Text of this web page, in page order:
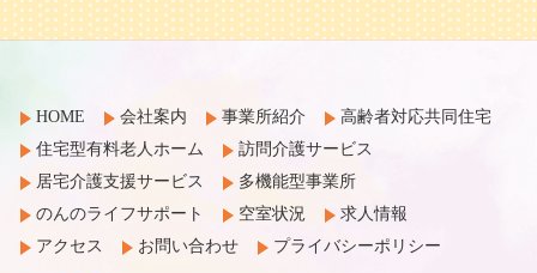
HOME 会社案内 事業所紹介
高齢者対応共同住宅
住宅型有料老人ホーム
訪問介護サービス
居宅介護支援サービス
多機能型事業所
のんのライフサポート
空室状況
求人情報
アクセス
お問い合わせ プライバシーポリシー